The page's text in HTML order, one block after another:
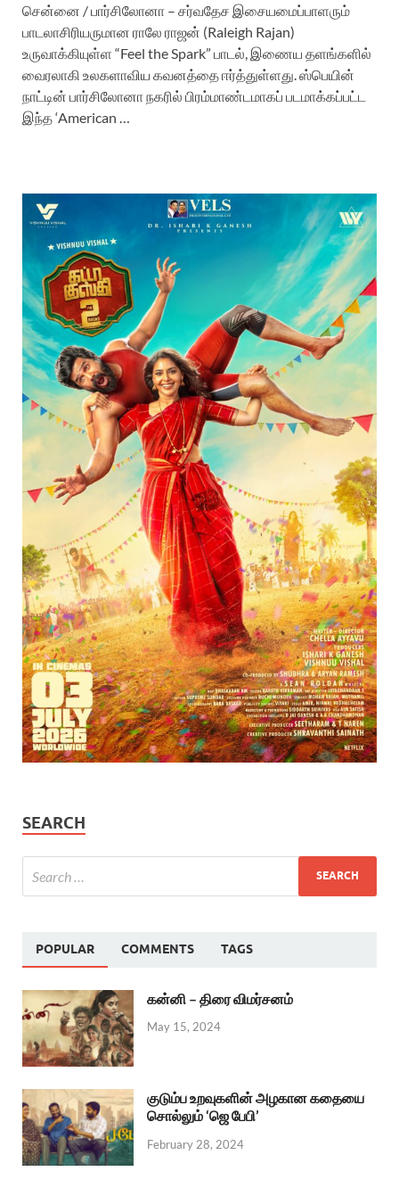
சென்னை / பார்சிலோனா – சர்வதேச இசையமைப்பாளரும்
பாடலாசிரியருமான ராலே ராஜன் (Raleigh Rajan)
உருவாக்கியுள்ள “Feel the Spark” பாடல், இணைய தளங்களில்
வைரலாகி உலகளாவிய கவனத்தை ஈர்த்துள்ளது. ஸ்பெயின்
நாட்டின் பார்சிலோனா நகரில் பிரம்மாண்டமாகப் படமாக்கப்பட்ட
இந்த ‘American …
SEARCH
POPULAR COMMENTS TAGS
கன்னி – திரை விமர்சனம்
May 15, 2024
குடும்ப உறவுகளின் அழகான கதையை
சொல்லும் ‘ஜெ பேபி’
February 28, 2024